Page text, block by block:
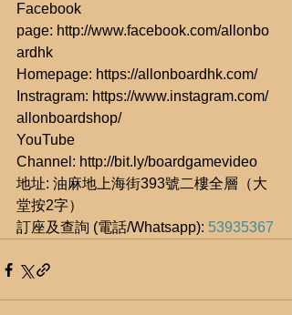
Facebook
page: http://www.facebook.com/allonbo
ardhk
Homepage: https://allonboardhk.com/
Instragram: https://www.instagram.com/
allonboardshop/
YouTube
Channel: http://bit.ly/boardgamevideo
地址: 油麻地上海街393號二樓全層（大
堂按2字）
訂座及查詢 (電話/Whatsapp): 53935367